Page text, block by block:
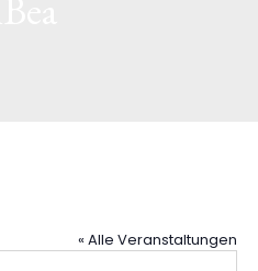
« Alle Veranstaltungen